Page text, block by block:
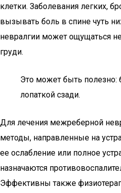
клетки. Заболевания легких,
вызывать боль в спине чуть
невралгии может ощущаться
груди.
Это может быть полезно:
лопаткой сзади.
Для лечения межреберной
методы, направленные на
ее ослабление или полное
назначаются
Эффективны также